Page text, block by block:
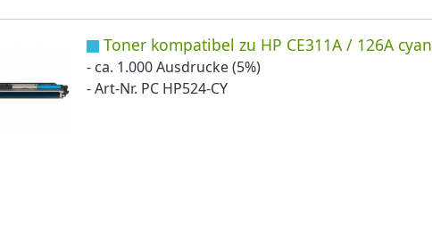
Toner kompatibel zu HP CE311A / 126A cyan
- ca. 1.000 Ausdrucke (5%)
- Art-Nr. PC HP524-CY